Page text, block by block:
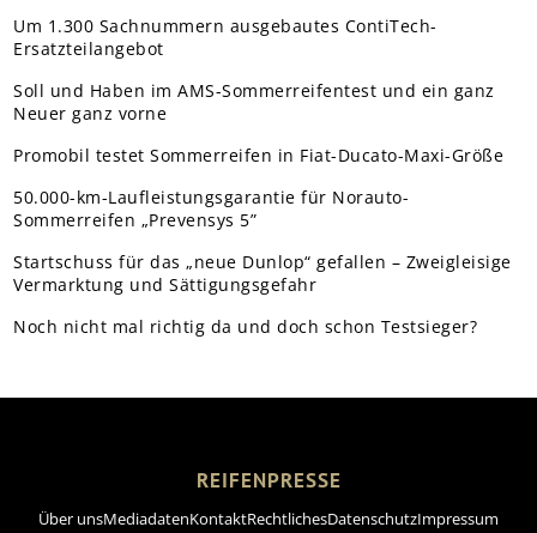
Um 1.300 Sachnummern ausgebautes ContiTech-
Ersatzteilangebot
Soll und Haben im AMS-Sommerreifentest und ein ganz
Neuer ganz vorne
Promobil testet Sommerreifen in Fiat-Ducato-Maxi-Größe
50.000-km-Laufleistungsgarantie für Norauto-
Sommerreifen „Prevensys 5”
Startschuss für das „neue Dunlop“ gefallen – Zweigleisige
Vermarktung und Sättigungsgefahr
Noch nicht mal richtig da und doch schon Testsieger?
REIFENPRESSE
Über unsMediadatenKontaktRechtlichesDatenschutzImpressum